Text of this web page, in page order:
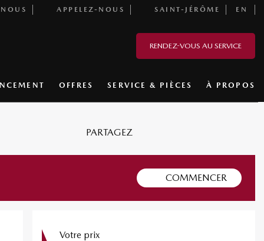
APPELEZ-NOUS SAINT-JÉRÔME EN
RENDEZ-VOUS AU SERVICE
OFFRES SERVICE & PIÈCES À PROPOS
PARTAGEZ
COMMENCER
Votre prix